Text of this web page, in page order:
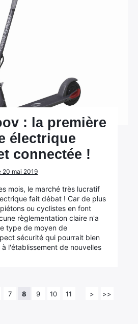
: la première
électrique
connectée !
20 mai 2019
mois, le marché très lucratif
fait débat ! Car de plus
ou cyclistes en font
règlementation claire n'a
type de moyen de
sécurité qui pourrait bien
l'établissement de nouvelles
7 8 9 10 11 > >>